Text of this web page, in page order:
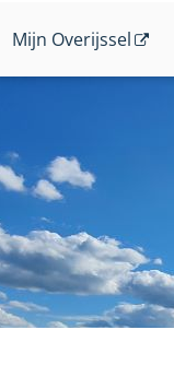
Mijn Overijssel